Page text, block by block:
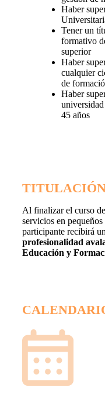
Haber
Tener un
formativo
superior
Haber
cualquier
de
Haber
45 años
Al finalizar el curso
servicios en
participante recibirá un
profesionalidad
Educación y